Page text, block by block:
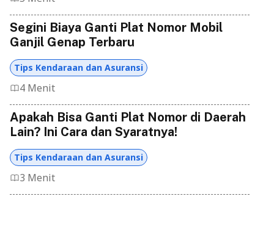
Segini Biaya Ganti Plat Nomor Mobil
Ganjil Genap Terbaru
Tips Kendaraan dan Asuransi
4 Menit
Apakah Bisa Ganti Plat Nomor di Daerah
Lain? Ini Cara dan Syaratnya!
Tips Kendaraan dan Asuransi
3 Menit